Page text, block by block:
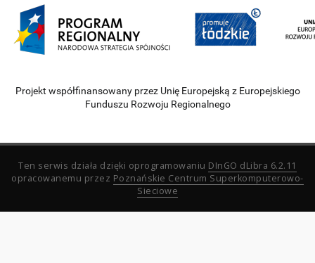
Projekt współfinansowany przez Unię Europejską z Europejskiego
Funduszu Rozwoju Regionalnego
Ten serwis działa dzięki oprogramowaniu DInGO dLibra 6.2.11
opracowanemu przez Poznańskie Centrum Superkomputerowo-
Sieciowe